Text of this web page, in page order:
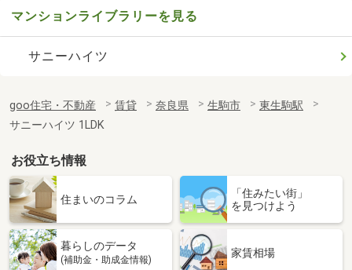
マンションライブラリーを見る
サニーハイツ
goo住宅・不動産 賃貸 奈良県 生駒市
東生駒駅
サニーハイツ 1LDK
お役立ち情報
住まいのコラム
「住みたい街」
を見つけよう
暮らしのデータ
(補助金・助成金情報)
家賃相場